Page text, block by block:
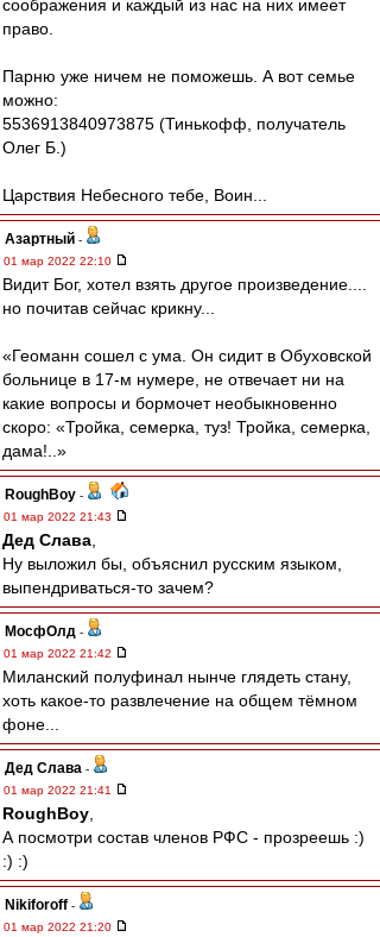
соображения и каждый из нас на них имеет
право.
Парню уже ничем не поможешь. А вот семье
можно:
5536913840973875 (Тинькофф, получатель
Олег Б.)
Царствия Небесного тебе, Воин...
Азартный -
01 мар 2022 22:10
Видит Бог, хотел взять другое произведение....
но почитав сейчас крикну...
«Геоманн сошел с ума. Он сидит в Обуховской
больнице в 17-м нумере, не отвечает ни на
какие вопросы и бормочет необыкновенно
скоро: «Тройка, семерка, туз! Тройка, семерка,
дама!..»
RoughBoy -
01 мар 2022 21:43
Дед Слава
Ну выложил бы, объяснил русским языком,
выпендриваться-то зачем?
МосфОлд -
01 мар 2022 21:42
Миланский полуфинал нынче глядеть стану,
хоть какое-то развлечение на общем тёмном
фоне...
Дед Слава -
01 мар 2022 21:41
RoughBoy
А посмотри состав членов РФС - прозреешь :)
:) :)
Nikiforoff -
01 мар 2022 21:20